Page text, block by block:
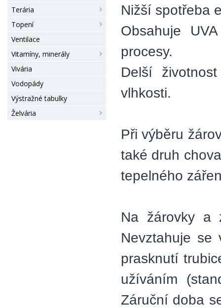
Terária
Topení
Ventilace
Vitamíny, minerály
Vivária
Vodopády
Výstražné tabulky
Želvária
Nižší spotřeba
Obsahuje
procesy.
Delší
vlhkosti.
Při výběru
také druh
tepelného
Na žárovky a
Nevztahuje se
prasknutí
užíváním
Záruční doba